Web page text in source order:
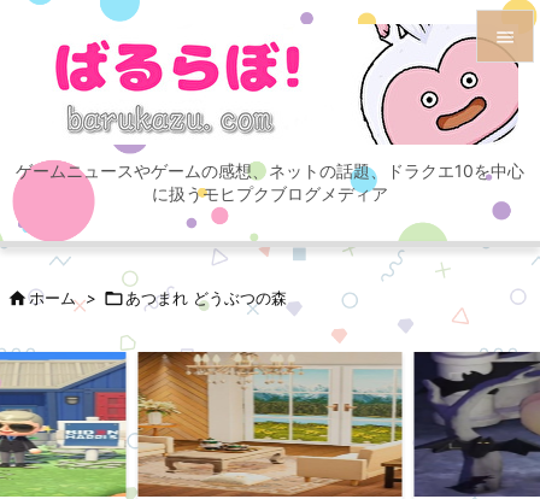
ゲームニュースやゲームの感想、ネットの話題、ドラクエ10を中心
に扱うモヒプクブログメディア

メニュ

サイド

次へ
検索
ホーム > あつまれ どうぶつの森